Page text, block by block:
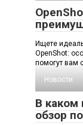
Ищете
OpenShot:
помогут вам
Новости
В каком
обзор